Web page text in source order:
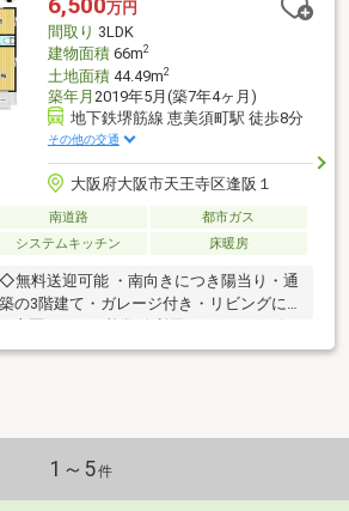
6,500万円
間取り 3LDK
建物面積66m2
土地面積44.49m2
築年月 2019年5月(築7年4ヶ月)
地下鉄堺筋線 恵美須町駅 徒歩8分
その他の交通
大阪府大阪市天王寺区逢阪１
南道路
都市ガス
システムキッチン 床暖房
料送迎可能 ・南向きにつき陽当り・通
の3階建て・ガレージ付き・リビングに
住環境良好・周辺環境充実◆レスポンス
てほしい」「無駄を省きたい」等お気軽
1～5件